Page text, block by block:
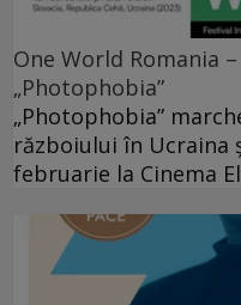
One World Romania
„Photophobia”
„Photophobia”
războiului în Ucraina
februarie la Cinema